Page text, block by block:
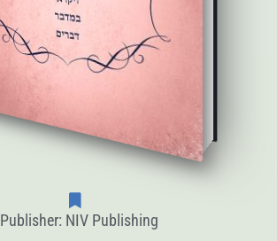
Publisher: NIV Publishing